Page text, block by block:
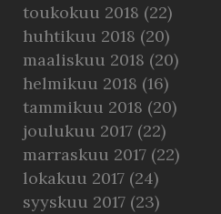
toukokuu 2018 (22)
huhtikuu 2018 (20)
maaliskuu 2018 (20)
helmikuu 2018 (16)
tammikuu 2018 (20)
joulukuu 2017 (22)
marraskuu 2017 (22)
lokakuu 2017 (24)
syyskuu 2017 (23)